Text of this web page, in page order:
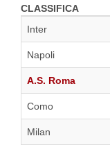
CLASSIFICA
Inter
Napoli
A.S. Roma
Como
Milan